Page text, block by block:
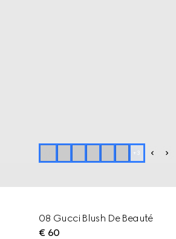
+ 3
08 Gucci Blush De Beauté
€ 60